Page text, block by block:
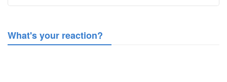
What's your reaction?